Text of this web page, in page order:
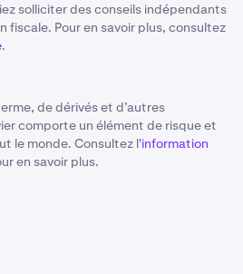
solliciter des conseils indépendants
Pour en savoir plus, consultez
.
de dérivés et d’autres
comporte un élément de risque et
le monde. Consultez l'information
en savoir plus.